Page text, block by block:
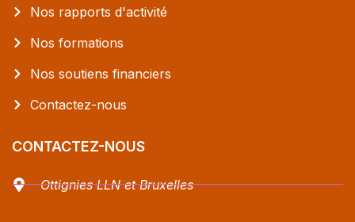
Nos rapports d'activité
Nos formations
Nos soutiens financiers
Contactez-nous
CONTACTEZ-NOUS
Ottignies LLN et Bruxelles